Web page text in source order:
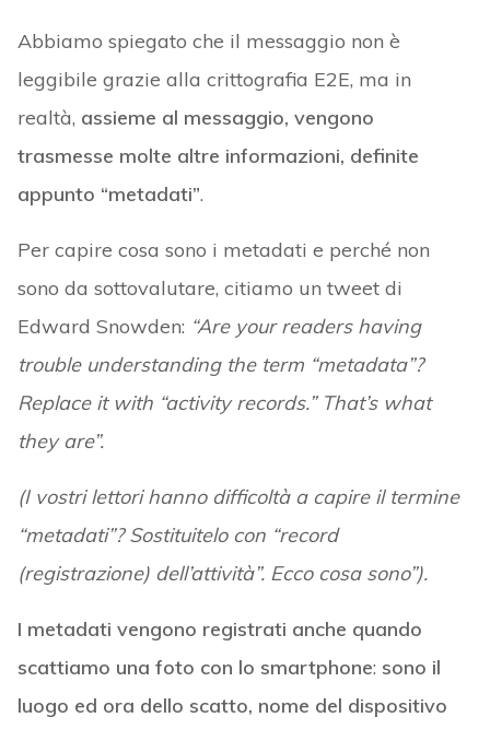
Abbiamo spiegato che il messaggio non è
leggibile grazie alla crittografia E2E, ma in
realtà, assieme al messaggio, vengono
trasmesse molte altre informazioni, definite
appunto “metadati”.
Per capire cosa sono i metadati e perché non
sono da sottovalutare, citiamo un tweet di
Edward Snowden: “Are your readers having
trouble understanding the term “metadata”?
Replace it with “activity records.” That’s what
they are”.
(I vostri lettori hanno difficoltà a capire il termine
“metadati”? Sostituitelo con “record
(registrazione) dell’attività”. Ecco cosa sono”).
I metadati vengono registrati anche quando
scattiamo una foto con lo smartphone: sono il
luogo ed ora dello scatto, nome del dispositivo